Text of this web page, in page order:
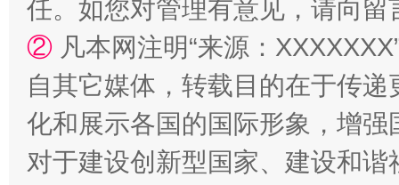
任。如您对管理有意见，请向
② 凡本网注明“来源：
自其它媒体，转载目的在于传
化和展示各国的国际形象，增
对于建设创新型国家、建设和